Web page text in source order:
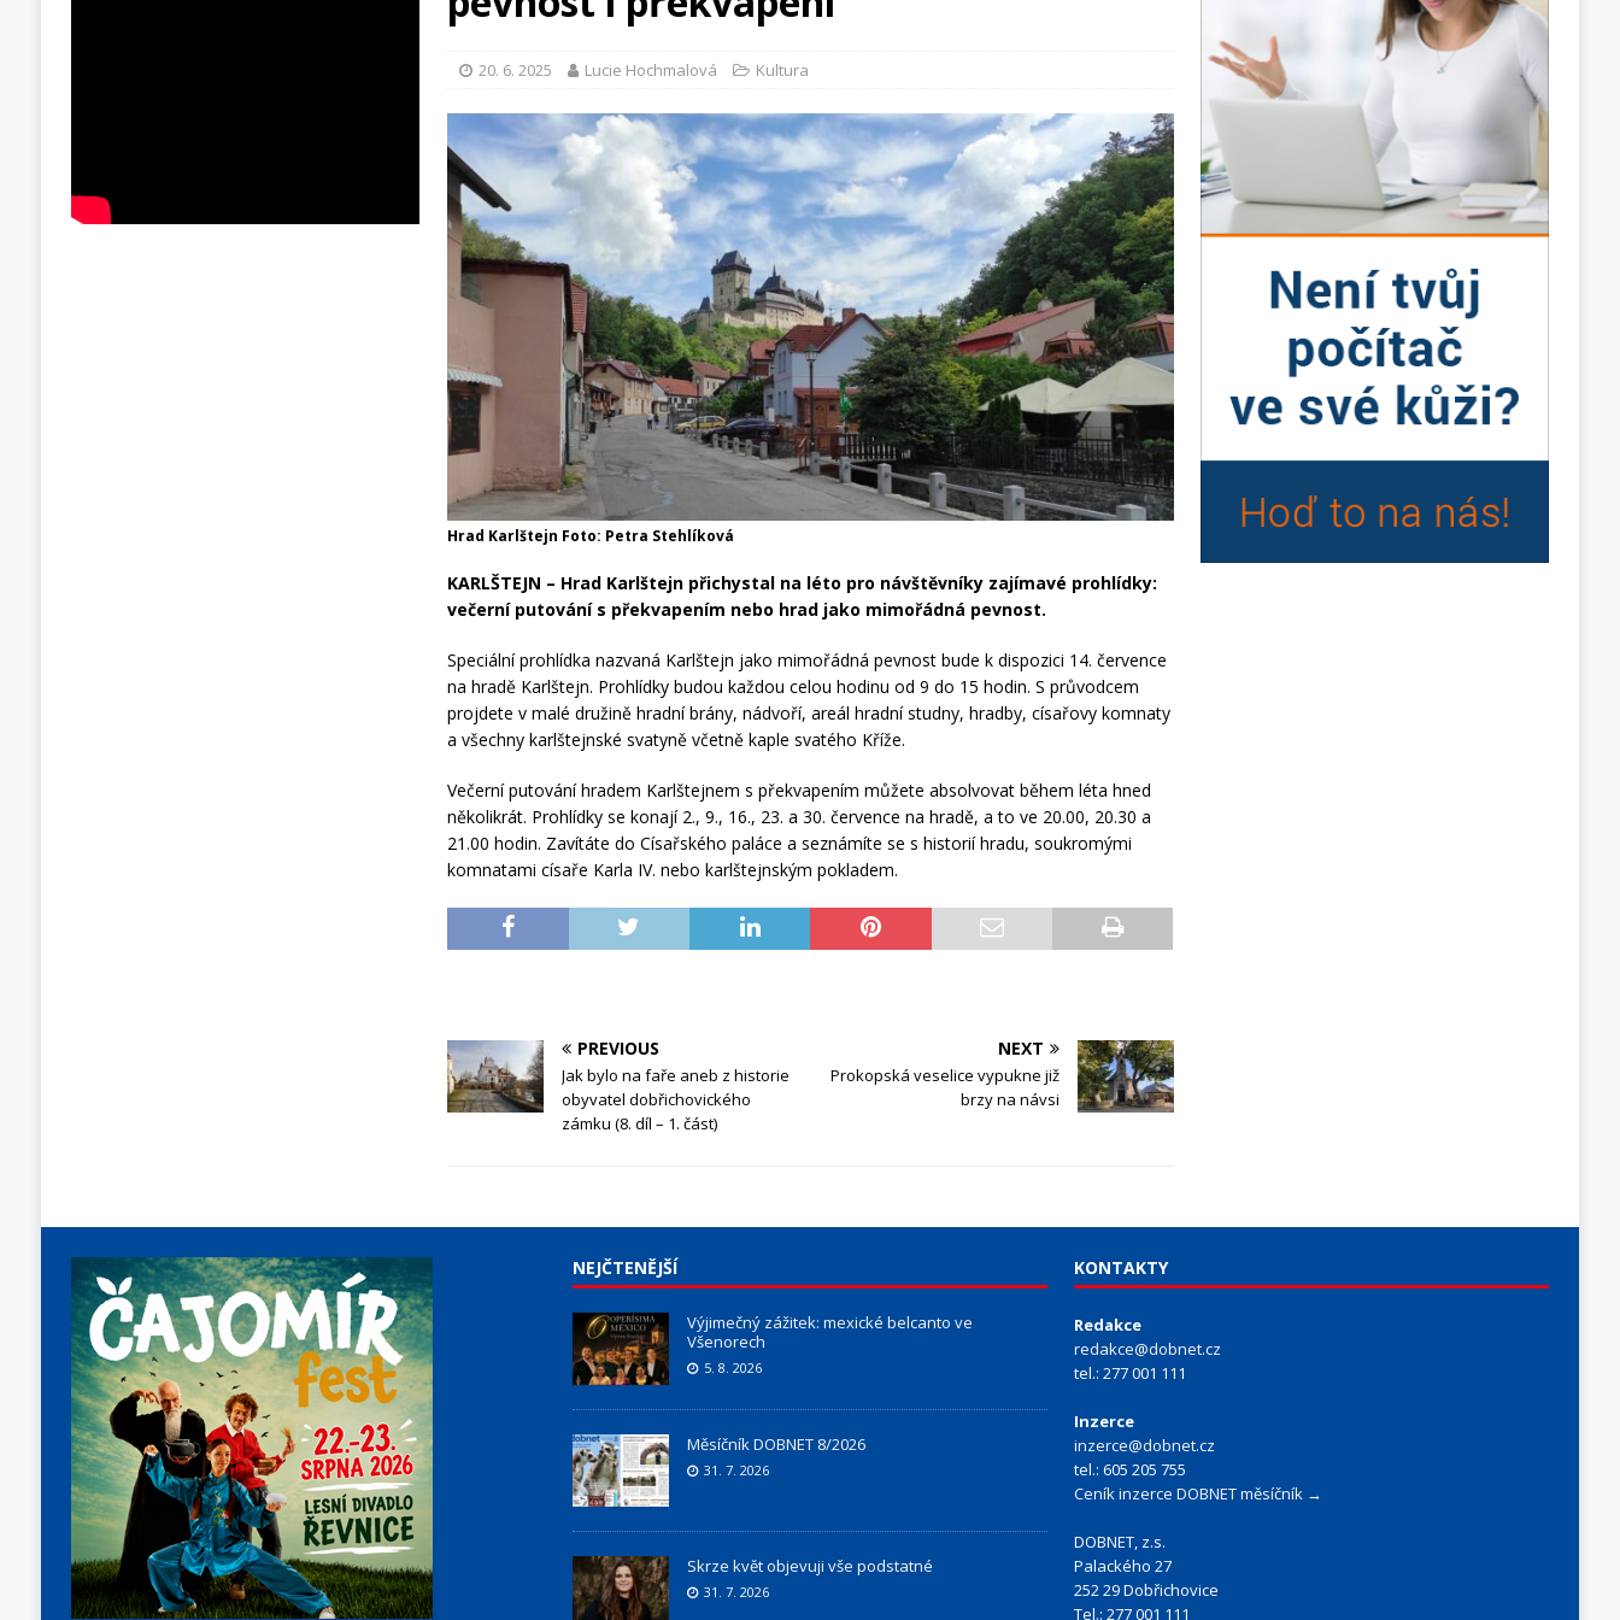
20. 6. 2025 Lucie Hochmalová Kultura
Hrad Karlštejn Foto: Petra Stehlíková
KARLŠTEJN – Hrad Karlštejn přichystal na léto pro návštěvníky zajímavé prohlídky:
večerní putování s překvapením nebo hrad jako mimořádná pevnost.
Speciální prohlídka nazvaná Karlštejn jako mimořádná pevnost bude k dispozici 14. července
na hradě Karlštejn. Prohlídky budou každou celou hodinu od 9 do 15 hodin. S průvodcem
projdete v malé družině hradní brány, nádvoří, areál hradní studny, hradby, císařovy komnaty
a všechny karlštejnské svatyně včetně kaple svatého Kříže.
Večerní putování hradem Karlštejnem s překvapením můžete absolvovat během léta hned
několikrát. Prohlídky se konají 2., 9., 16., 23. a 30. července na hradě, a to ve 20.00, 20.30 a
21.00 hodin. Zavítáte do Císařského paláce a seznámíte se s historií hradu, soukromými
komnatami císaře Karla IV. nebo karlštejnským pokladem.
PREVIOUS
Jak bylo na faře aneb z historie
obyvatel dobřichovického
zámku (8. díl – 1. část)
NEXT
Prokopská veselice vypukne již
brzy na návsi
NEJČTENĚJŠÍ
Výjimečný zážitek: mexické belcanto ve
Všenorech
5. 8. 2026
Měsíčník DOBNET 8/2026
31. 7. 2026
Skrze květ objevuji vše podstatné
31. 7. 2026
KONTAKTY
Redakce
redakce@dobnet.cz
tel.: 277 001 111
Inzerce
inzerce@dobnet.cz
tel.: 605 205 755
Ceník inzerce DOBNET měsíčník →
DOBNET, z.s.
Palackého 27
252 29 Dobřichovice
Tel.: 277 001 111